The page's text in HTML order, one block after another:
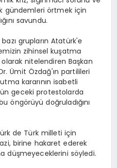
gündemleri örtmek için
savundu.
grupların Atatürk'e
zihinsel kuşatma
olarak nitelendiren Başkan
Ümit Özdağ'ın partilileri
kararının isabetli
geceki protestolarda
öngörüyü doğruladığını
de Türk milleti için
birine hakaret ederek
düşmeyeceklerini söyledi.